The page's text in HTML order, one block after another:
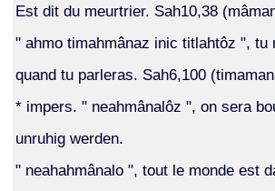
Est dit du meurtrier. Sah10,38
" ahmo timahmânaz inic titlahtôz ", tu
quand tu parleras. Sah6,100
* impers. " neahmânalôz ", on sera
unruhig werden.
" neahahmânalo ", tout le monde est